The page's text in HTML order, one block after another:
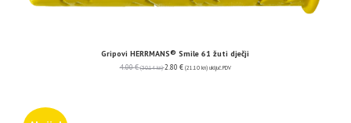
Gripovi HERRMANS® Smile 61 žuti dječji
4.00€ (30.14 kn) 2.80 € (21.10 kn) uključ. PDV